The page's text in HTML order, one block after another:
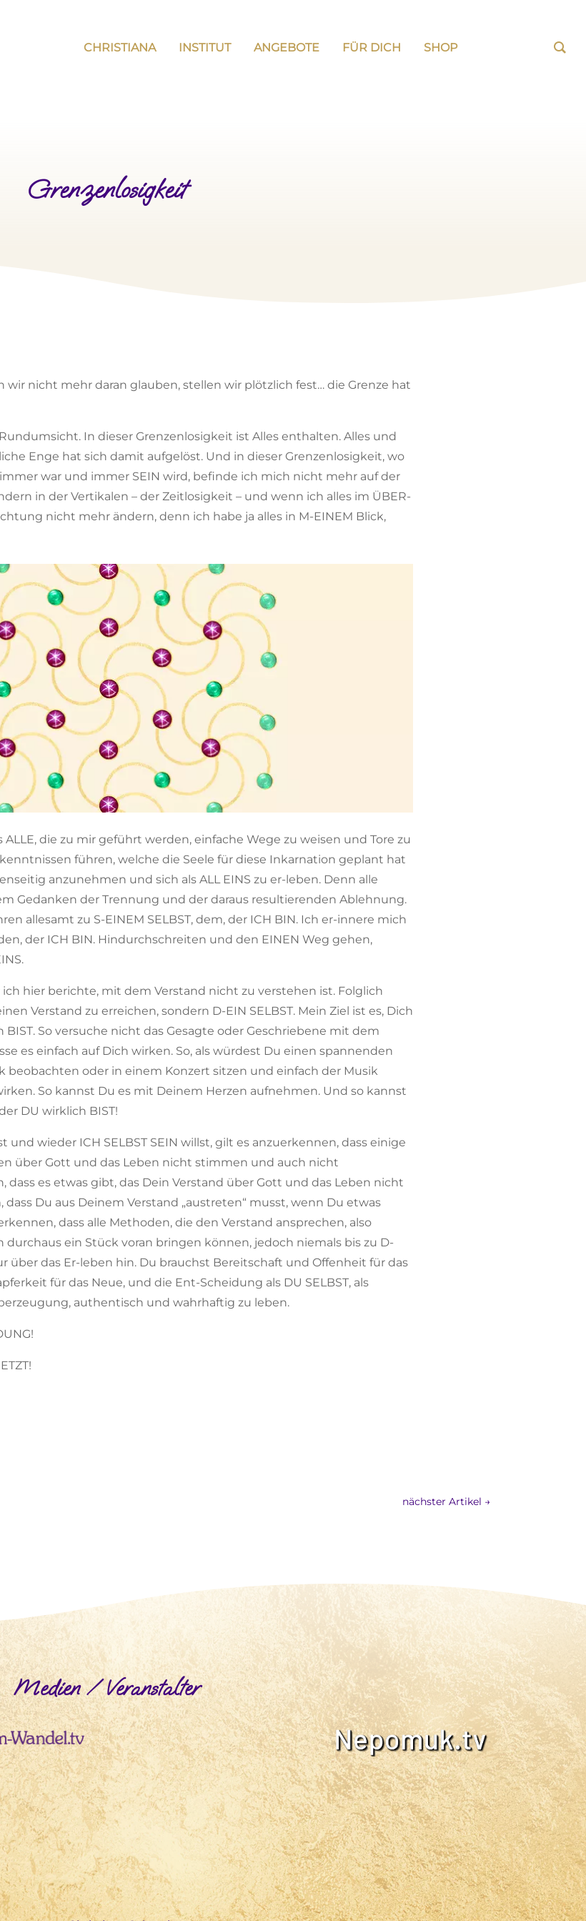
CHRISTIANA INSTITUT ANGEBOTE FÜR DICH SHOP
Grenzenlosigkeit
nicht mehr daran glauben, stellen wir plötzlich fest… die Grenze hat
In dieser Grenzenlosigkeit ist Alles enthalten. Alles und
Enge hat sich damit aufgelöst. Und in dieser Grenzenlosigkeit, wo
immer war und immer SEIN wird, befinde ich mich nicht mehr auf der
in der Vertikalen – der Zeitlosigkeit – und wenn ich alles im ÜBER-
nicht mehr ändern, denn ich habe ja alles in M-EINEM Blick,
ALLE, die zu mir geführt werden, einfache Wege zu weisen und Tore zu
führen, welche die Seele für diese Inkarnation geplant hat
anzunehmen und sich als ALL EINS zu er-leben. Denn alle
Gedanken der Trennung und der daraus resultierenden Ablehnung.
allesamt zu S-EINEM SELBST, dem, der ICH BIN. Ich er-innere mich
der ICH BIN. Hindurchschreiten und den EINEN Weg gehen,
ich hier berichte, mit dem Verstand nicht zu verstehen ist. Folglich
Verstand zu erreichen, sondern D-EIN SELBST. Mein Ziel ist es, Dich
So versuche nicht das Gesagte oder Geschriebene mit dem
es einfach auf Dich wirken. So, als würdest Du einen spannenden
beobachten oder in einem Konzert sitzen und einfach der Musik
So kannst Du es mit Deinem Herzen aufnehmen. Und so kannst
DU wirklich BIST!
wieder ICH SELBST SEIN willst, gilt es anzuerkennen, dass einige
über Gott und das Leben nicht stimmen und auch nicht
es etwas gibt, das Dein Verstand über Gott und das Leben nicht
Du aus Deinem Verstand „austreten“ musst, wenn Du etwas
dass alle Methoden, die den Verstand ansprechen, also
ein Stück voran bringen können, jedoch niemals bis zu D-
über das Er-leben hin. Du brauchst Bereitschaft und Offenheit für das
für das Neue, und die Ent-Scheidung als DU SELBST, als
authentisch und wahrhaftig zu leben.
nächster Artikel →
Medien / Veranstalter